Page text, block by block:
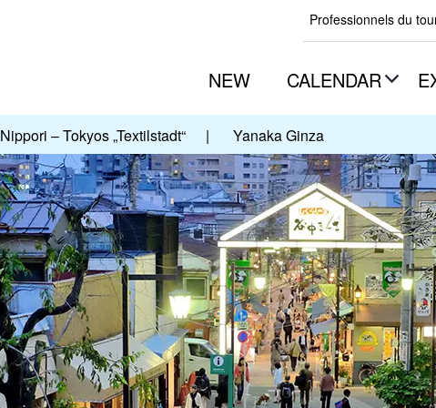
Professionnels du
NEW CALENDAR
Nippori – Tokyos „Textilstadt“ | Yanaka Ginza